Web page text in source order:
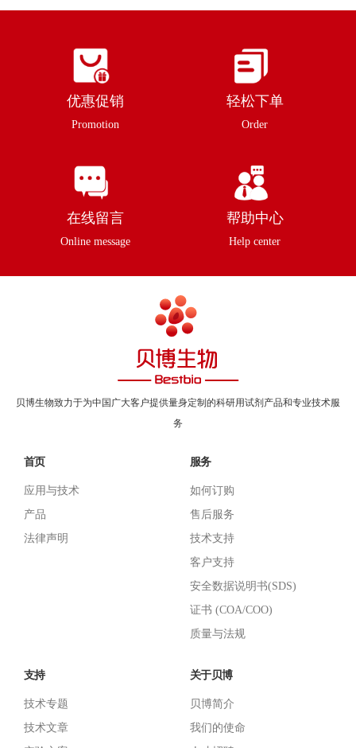
优惠促销
Promotion
轻松下单
Order
在线留言
Online message
帮助中心
Help center
贝博生物致力于为中国广大客户提供量身定制的科研用试剂产品和专业技术服
务
首页
应用与技术
产品
法律声明
服务
如何订购
售后服务
技术支持
客户支持
安全数据说明书(SDS)
证书 (COA/COO)
质量与法规
支持
技术专题
技术文章
关于贝博
贝博简介
我们的使命